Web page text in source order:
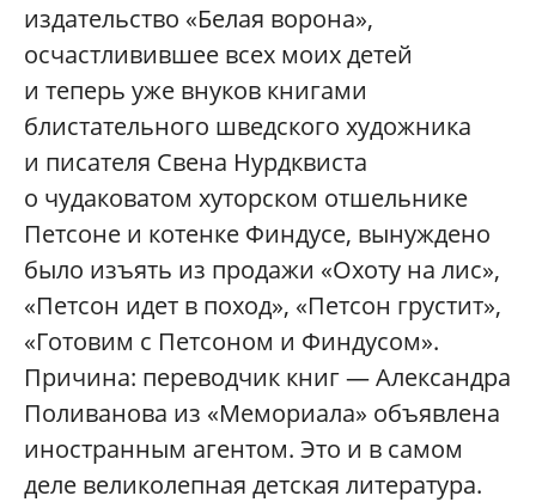
издательство «Белая ворона»,
осчастливившее всех моих детей
и теперь уже внуков книгами
блистательного шведского художника
и писателя Свена Нурдквиста
о чудаковатом хуторском отшельнике
Петсоне и котенке Финдусе, вынуждено
было изъять из продажи «Охоту на лис»,
«Петсон идет в поход», «Петсон грустит»,
«Готовим с Петсоном и Финдусом».
Причина: переводчик книг — Александра
Поливанова из «Мемориала» объявлена
иностранным агентом. Это и в самом
деле великолепная детская литература.